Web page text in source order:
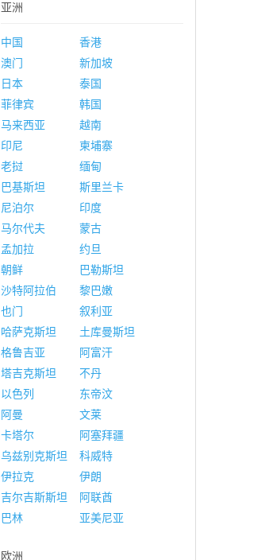
亚洲
中国
香港
澳门
新加坡
日本
泰国
菲律宾
韩国
马来西亚
越南
印尼
柬埔寨
老挝
缅甸
巴基斯坦
斯里兰卡
尼泊尔
印度
马尔代夫
蒙古
孟加拉
约旦
朝鲜
巴勒斯坦
沙特阿拉伯
黎巴嫩
也门
叙利亚
哈萨克斯坦
土库曼斯坦
格鲁吉亚
阿富汗
塔吉克斯坦
不丹
以色列
东帝汶
阿曼
文莱
卡塔尔
阿塞拜疆
乌兹别克斯坦
科威特
伊拉克
伊朗
吉尔吉斯斯坦
阿联酋
巴林
亚美尼亚
欧洲